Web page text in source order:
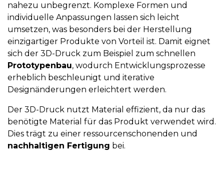
nahezu unbegrenzt. Komplexe Formen und
individuelle Anpassungen lassen sich leicht
umsetzen, was besonders bei der Herstellung
einzigartiger Produkte von Vorteil ist. Damit eignet
sich der 3D-Druck zum Beispiel zum schnellen
Prototypenbau, wodurch Entwicklungsprozesse
erheblich beschleunigt und iterative
Designänderungen erleichtert werden.
Der 3D-Druck nutzt Material effizient, da nur das
benötigte Material für das Produkt verwendet wird.
Dies trägt zu einer ressourcenschonenden und
nachhaltigen Fertigung bei.